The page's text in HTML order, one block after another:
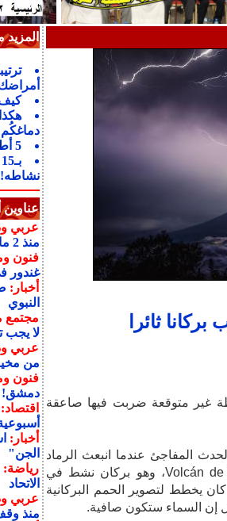
ثائرا
غير متوقعة ضربت فيها صاعقة
المفاجئ عندما انبعث الرماد
البركاني من قمة البركان المركب Volcán de Pacaya، وهو بركان نشط في
يخطط لتصوير الحمم البركانية
إن السماء ستكون صافية.
5 أطعمة تضر بصحة المعدة
نشاطه!
عربي
منذ 2 مارس
فنون
غندور
أخبار:
النبوي
مجتمع
لا يجب
عربي
من
فنون
دمشق!
اقتصاد:
أخبار:
الجن"
رياضة:
الاتحاد
عربي
منذ